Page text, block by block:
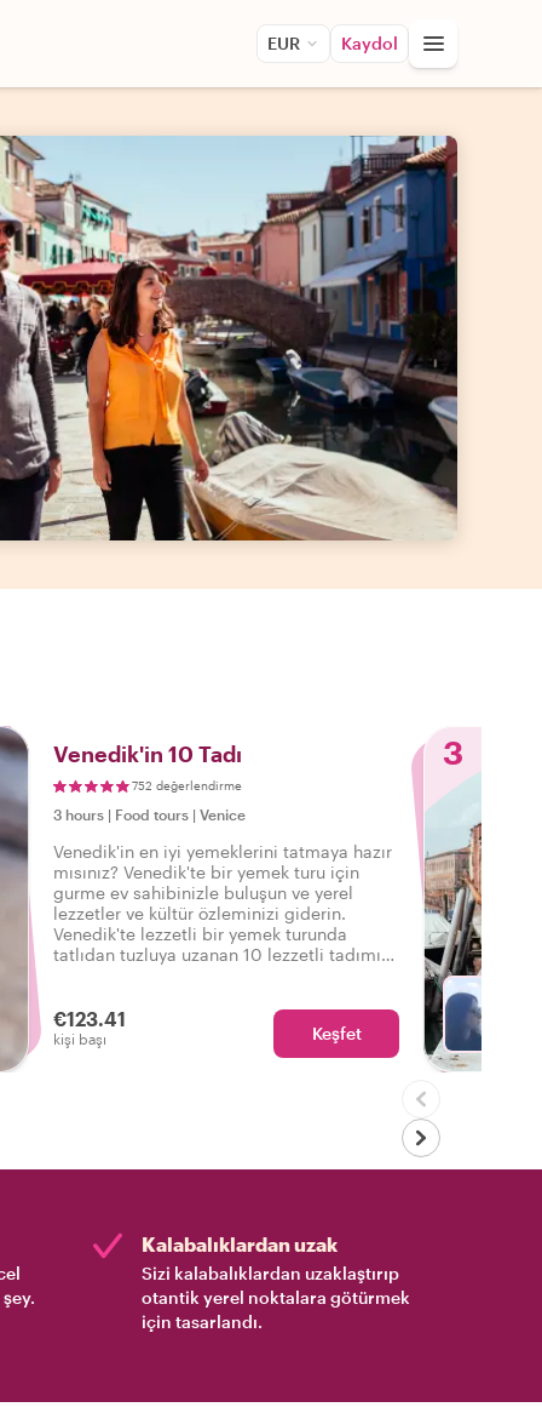
EUR Kaydol
Venedik'in 10 Tadı
752 değerlendirme
3 hours | Food tours | Venice
Venedik'in en iyi yemeklerini tatmaya hazır
mısınız? Venedik'te bir yemek turu için
gurme ev sahibinizle buluşun ve yerel
lezzetler ve kültür özleminizi giderin.
Venedik'te lezzetli bir yemek turunda
tatlıdan tuzluya uzanan 10 lezzetli tadımın
€123.41
kişi başı Keşfet
3
Kalabalıklardan uzak
Sizi kalabalıklardan uzaklaştırıp
otantik yerel noktalara götürmek
için tasarlandı.